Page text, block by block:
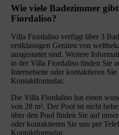
Wie viele Badezimmer
Fiordaliso?
Villa Fiordaliso verfügt über 3
erstklassigen Geräten von
ausgestattet sind. Weitere
in der Villa Fiordaliso finden Sie
Internetseite oder kontaktieren
Kontaktformular.
Die Villa Fiordaliso hat einen
von 28 m². Der Pool ist nicht
über den Pool finden Sie auf
oder kontaktieren Sie uns per
Kontaktformular.